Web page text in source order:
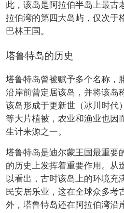
此，该岛是阿拉伯半岛上最古
拉伯湾的第四大岛屿，仅次于
巴林王国。
塔鲁特岛的历史
塔鲁特岛曾被赋予多个名称，
沿岸前曾定居该岛，并将该岛
该岛形成于更新世（冰川时代
等大片植被，农业和渔业也因
生计来源之一。
塔鲁特岛是迪尔蒙王国最重要
的历史上发挥着重要作用。从
以看出，古时该岛上的环境充
民安居乐业，这在全球众多考
外，塔鲁特岛还在阿拉伯湾沿